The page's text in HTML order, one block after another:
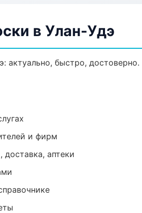
в Улан-Удэ
актуально, быстро,
и фирм
аптеки